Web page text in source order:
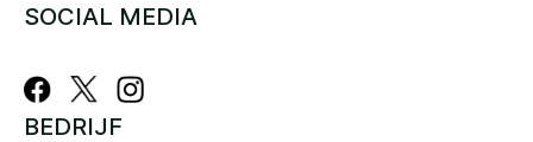
SOCIAL MEDIA
BEDRIJF